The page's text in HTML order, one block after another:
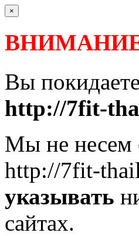
×
Вы
http://7fit-
Мы не несем
http://7fit-
указывать
сайтах.